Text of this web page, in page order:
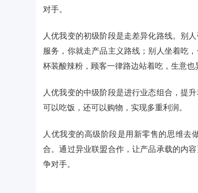
对手。
人优我变的初级阶段是走差异化路线。别
服务，你就走产品主义路线；别人坐着吃
杯装酸辣粉，顾客一律路边站着吃，生意也
人优我变的中级阶段是进行业态组合，提
可以吃饭，还可以购物，实现多重利润。
人优我变的高级阶段是用新零售的思维去
合。通过异业联盟合作，让产品承载的内
争对手。